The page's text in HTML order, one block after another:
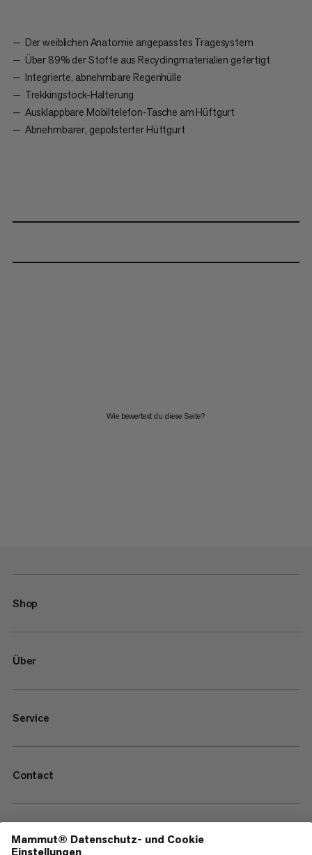
Der weiblichen Anatomie angepasstes Tragesystem
Über 89% der Stoffe aus Recyclingmaterialien gefertigt
Integrierte, abnehmbare Regenhülle
Trekkingstock-Halterung
Ausklappbare Mobiltelefon-Tasche am Hüftgurt
Abnehmbarer, gepolsterter Hüftgurt
Wie bewertest du diese Seite?
Shop
Über
Service
Contact